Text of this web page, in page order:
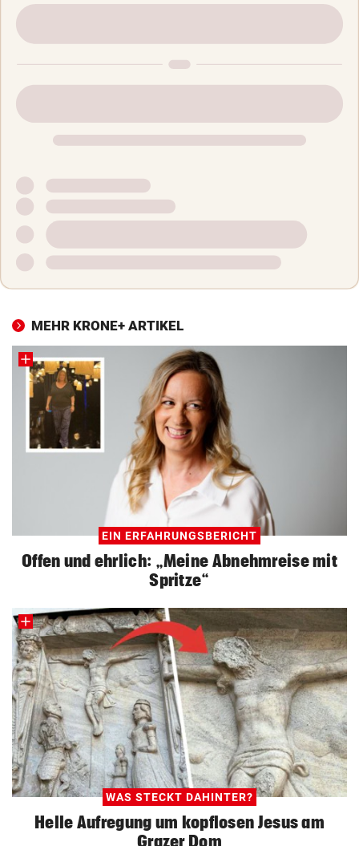
MEHR KRONE+ ARTIKEL
EIN ERFAHRUNGSBERICHT
Offen und ehrlich: „Meine Abnehmreise mit
Spritze“
WAS STECKT DAHINTER?
Helle Aufregung um kopflosen Jesus am
Grazer Dom